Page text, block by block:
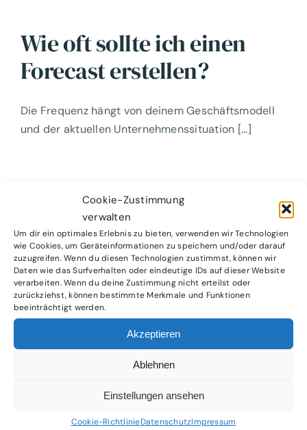
Cookie-Zustimmung
verwalten
Um dir ein optimales Erlebnis zu bieten, verwenden wir Technologien
wie Cookies, um Geräteinformationen zu speichern und/oder darauf
zuzugreifen. Wenn du diesen Technologien zustimmst, können wir
Daten wie das Surfverhalten oder eindeutige IDs auf dieser Website
verarbeiten. Wenn du deine Zustimmung nicht erteilst oder
zurückziehst, können bestimmte Merkmale und Funktionen
beeinträchtigt werden.
Akzeptieren
Ablehnen
Einstellungen ansehen
Cookie-RichtlinieDatenschutzImpressum
Wie oft sollte ich einen
Forecast erstellen?
Die Frequenz hängt von deinem Geschäftsmodell
und der aktuellen Unternehmenssituation [...]
Forecast vs. Budget – Was
ist der Unterschied?
Budget und Forecast werden oft verwechselt – sie
erfüllen aber [...]
Was ist ein Forecast?
Ein Forecast (deutsch: Prognose) ist ein zentrales